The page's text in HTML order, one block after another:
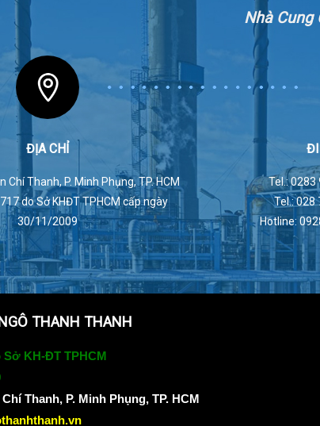
ĐỊA CHỈ
Chí Thanh, P. Minh Phụng, TP. HCM
do Sở KHĐT TPHCM cấp ngày
30/11/2009
Tel.:
Tel.: 028
Hotline:
THANH THANH
Sở KH-ĐT TPHCM
Thanh, P. Minh Phụng, TP. HCM